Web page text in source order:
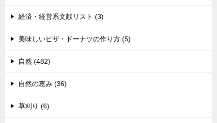
経済・経営系文献リスト (3)
美味しいピザ・ドーナツの作り方 (5)
自然 (482)
自然の恵み (36)
草刈り (6)